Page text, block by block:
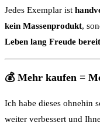
Jedes Exemplar ist
kein Massenprodukt,
Leben lang Freude
💰 Mehr kaufen =
Ich habe dieses ohnehin
weiter verbessert und